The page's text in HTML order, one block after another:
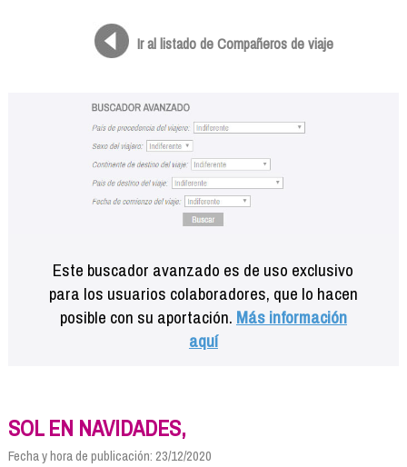
Ir al listado de Compañeros de viaje
Este buscador avanzado es de uso exclusivo
para los usuarios colaboradores, que lo hacen
posible con su aportación. Más información
aquí
SOL EN NAVIDADES,
Fecha y hora de publicación: 23/12/2020